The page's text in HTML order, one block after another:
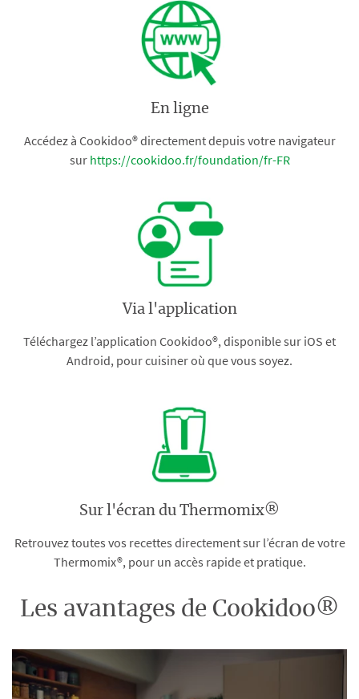
En ligne
Accédez à Cookidoo® directement depuis votre navigateur
sur https://cookidoo.fr/foundation/fr-FR
Via l'application
Téléchargez l’application Cookidoo®, disponible sur iOS et
Android, pour cuisiner où que vous soyez.
Sur l'écran du Thermomix®
Retrouvez toutes vos recettes directement sur l’écran de votre
Thermomix®, pour un accès rapide et pratique.
Les avantages de Cookidoo®